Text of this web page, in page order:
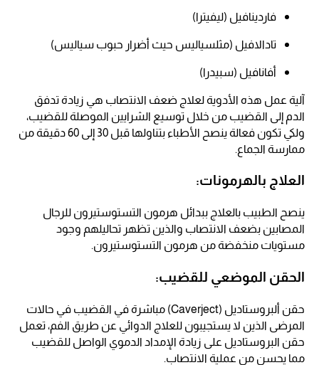
فاردينافيل (ليفيترا)
تادالافيل (مثلسياليس حيث أضرار حبوب سياليس)
أفانافيل (سبيدرا)
آلية عمل هذه الأدوية لعلاج ضعف الانتصاب هي زيادة تدفق
الدم إلى القضيب من خلال توسيع الشرايين الموصلة للقضيب،
ولكي تكون فعالة ينصح الأطباء بتناولها قبل 30 إلى 60 دقيقة من
ممارسة الجماع.
العلاج بالهرمونات:
ينصح الطبيب بالعلاج ببدائل هرمون التستوستيرون للرجال
المصابين بضعف الانتصاب والذين تظهر تحاليلهم وجود
مستويات منخفضة من هرمون التستوستيرون.
الحقن الموضعي للقضيب:
حقن ألبروستاديل (Caverject) مباشرة في القضيب في حالات
المرضى الذين لا يستجيبون للعلاج الدوائي عن طريق الفم، تعمل
حقن البروستاديل على زيادة الإمداد الدموي الواصل للقضيب
مما يحسن من عملية الانتصاب.